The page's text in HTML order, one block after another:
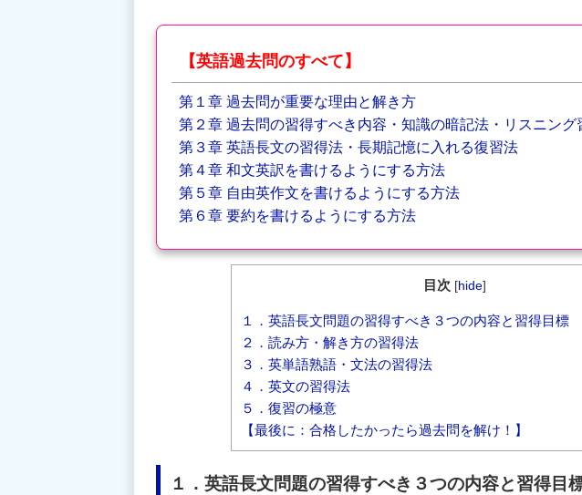
【英語過去問のすべて】
第１章 過去問が重要な理由と解き方
第２章 過去問の習得すべき内容・知識の暗記法・リスニング
第３章 英語長文の習得法・長期記憶に入れる復習法
第４章 和文英訳を書けるようにする方法
第５章 自由英作文を書けるようにする方法
第６章 要約を書けるようにする方法
目次 [hide]
１．英語長文問題の習得すべき３つの内容と習得目標
２．読み方・解き方の習得法
３．英単語熟語・文法の習得法
４．英文の習得法
５．復習の極意
【最後に：合格したかったら過去問を解け！】
１．英語長文問題の習得すべき３つの内容と習得目